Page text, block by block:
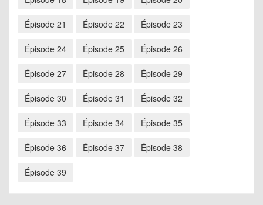
Épisode 21 Épisode 22 Épisode 23
Épisode 24 Épisode 25 Épisode 26
Épisode 27 Épisode 28 Épisode 29
Épisode 30 Épisode 31 Épisode 32
Épisode 33 Épisode 34 Épisode 35
Épisode 36 Épisode 37 Épisode 38
Épisode 39